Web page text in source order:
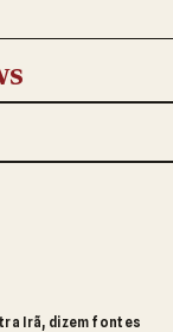
Irã, dizem fontes